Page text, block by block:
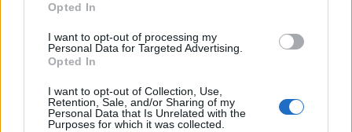
Opted In
I want to opt-out of processing my
Personal Data for Targeted Advertising.
Opted In
I want to opt-out of Collection, Use,
Retention, Sale, and/or Sharing of my
Personal Data that Is Unrelated with the
Purposes for which it was collected.